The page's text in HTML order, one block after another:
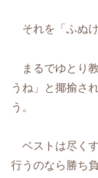
それを「ふぬけ
まるでゆとり
うね」と揶揄さ
う。
ベストは尽く
行うのなら勝ち